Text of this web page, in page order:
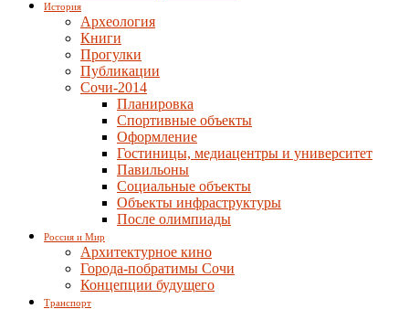
История
Археология
Книги
Прогулки
Публикации
Сочи-2014
Планировка
Спортивные объекты
Оформление
Гостиницы, медиацентры и университет
Павильоны
Социальные объекты
Объекты инфраструктуры
После олимпиады
Россия и Мир
Архитектурное кино
Города-побратимы Сочи
Концепции будущего
Транспорт